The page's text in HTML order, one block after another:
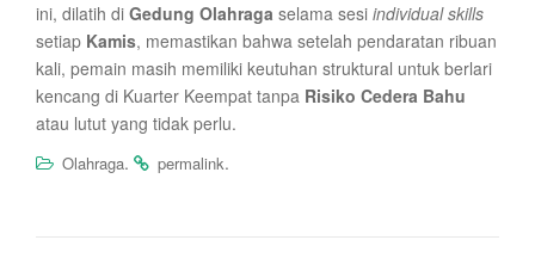
ini, dilatih di Gedung Olahraga selama sesi individual skills
setiap Kamis, memastikan bahwa setelah pendaratan ribuan
kali, pemain masih memiliki keutuhan struktural untuk berlari
kencang di Kuarter Keempat tanpa Risiko Cedera Bahu
atau lutut yang tidak perlu.
Olahraga. permalink.